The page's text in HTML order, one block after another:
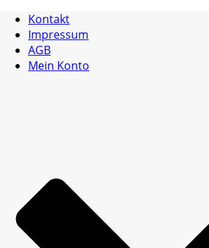
Kontakt
Impressum
AGB
Mein Konto